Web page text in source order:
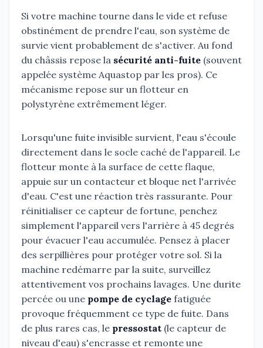
Si votre machine tourne dans le vide et refuse
obstinément de prendre l'eau, son système de
survie vient probablement de s'activer. Au fond
du châssis repose la sécurité anti-fuite (souvent
appelée système Aquastop par les pros). Ce
mécanisme repose sur un flotteur en
polystyrène extrêmement léger.
Lorsqu'une fuite invisible survient, l'eau s'écoule
directement dans le socle caché de l'appareil. Le
flotteur monte à la surface de cette flaque,
appuie sur un contacteur et bloque net l'arrivée
d'eau. C'est une réaction très rassurante. Pour
réinitialiser ce capteur de fortune, penchez
simplement l'appareil vers l'arrière à 45 degrés
pour évacuer l'eau accumulée. Pensez à placer
des serpillières pour protéger votre sol. Si la
machine redémarre par la suite, surveillez
attentivement vos prochains lavages. Une durite
percée ou une pompe de cyclage fatiguée
provoque fréquemment ce type de fuite. Dans
de plus rares cas, le pressostat (le capteur de
niveau d'eau) s'encrasse et remonte une